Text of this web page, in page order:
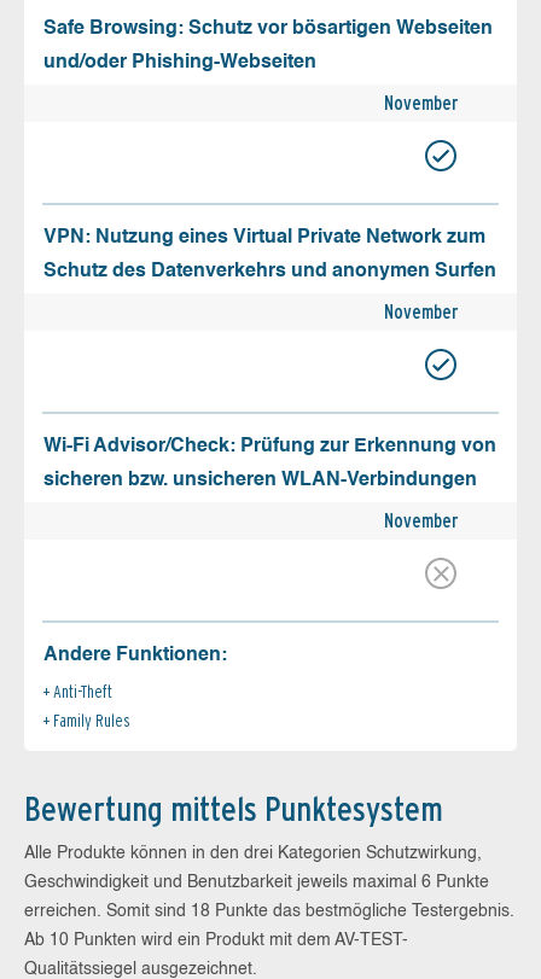
Safe Browsing: Schutz vor bösartigen Webseiten
und/oder Phishing-Webseiten
November
VPN: Nutzung eines Virtual Private Network zum
Schutz des Datenverkehrs und anonymen Surfen
November
Wi-Fi Advisor/Check: Prüfung zur Erkennung von
sicheren bzw. unsicheren WLAN-Verbindungen
November
Andere Funktionen:
Anti-Theft
Family Rules
Bewertung mittels Punktesystem
Alle Produkte können in den drei Kategorien Schutzwirkung,
Geschwindigkeit und Benutzbarkeit jeweils maximal 6 Punkte
erreichen. Somit sind 18 Punkte das bestmögliche Testergebnis.
Ab 10 Punkten wird ein Produkt mit dem AV-TEST-
Qualitätssiegel ausgezeichnet.